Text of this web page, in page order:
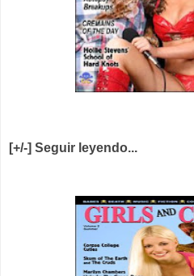
[+/-] Seguir leyendo...